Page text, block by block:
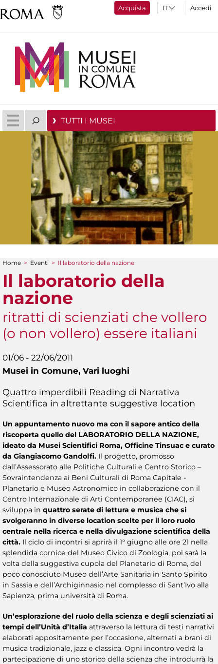
Acquista Accedi
TUTTI I MUSEI
Tu sei qui
Home > Eventi > Il laboratorio della nazione
Il laboratorio della
nazione
ritratti di scienziati che vollero
(o non vollero) essere italiani
01/06 - 22/06/2011
Musei in Comune, Vari luoghi
Quattro imperdibili Reading di Narrativa
Scientifica in altrettante suggestive location
Un appuntamento nuovo ma con il sapore antico della
riscoperta quello del LABORATORIO DELLA NAZIONE,
ideato da Musei Scientifici Roma, Officine Tinsuac e curato
da Giangiacomo Gandolfi. Il progetto, promosso
dall’Assessorato alle Politiche Culturali e Centro Storico –
Sovraintendenza ai Beni Culturali di Roma Capitale -
Planetario e Museo Astronomico in collaborazione con il
Centro Internazionale di Arti Contemporanee (CIAC), si
sviluppa in quattro serate di lettura e musica che si
svolgeranno in diverse location scelte per il loro ruolo
centrale nella ricerca e nella divulgazione scientifica della
città. Il ciclo di incontri si aprirà il 1° giugno alle ore 21 nella
splendida cornice del Museo Civico di Zoologia, poi sarà la
volta della suggestiva cupola del Planetario di Roma, del
poco conosciuto Museo dell’Arte Sanitaria in Santo Spirito
in Sassia e dell’Archiginnasio nel complesso di Sant’Ivo alla
Sapienza, prima università di Roma.
Un’esplorazione del ruolo della scienza e degli scienziati ai
tempi dell’Unità d’Italia attraverso la lettura di testi narrativi
elaborati appositamente per l’occasione, alternati a brani di
musica tradizionale, jazz e classica. Ogni incontro vedrà la
partecipazione di uno storico della scienza che introdurrà la